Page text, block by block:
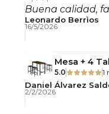
Producto
Incluye herrajes
Consejo
Limpia
Buena calidad,
Leonardo Berrìos
16/5/2026
Mesa + 4
5.0
Daniel Álvarez
2/2/2026